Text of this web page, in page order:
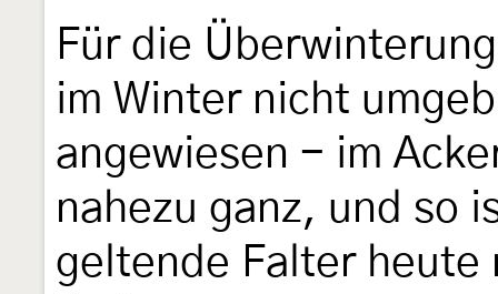
Für die
im Winter nicht
angewiesen - im
nahezu ganz, und so
geltende Falter heute